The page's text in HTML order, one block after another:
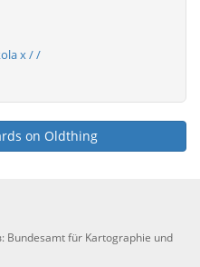
x / /
on Oldthing
Bundesamt für Kartographie und